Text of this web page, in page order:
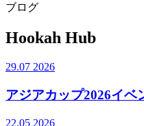
ブログ
Hookah Hub
29.07 2026
アジアカップ2026イ
22.05 2026